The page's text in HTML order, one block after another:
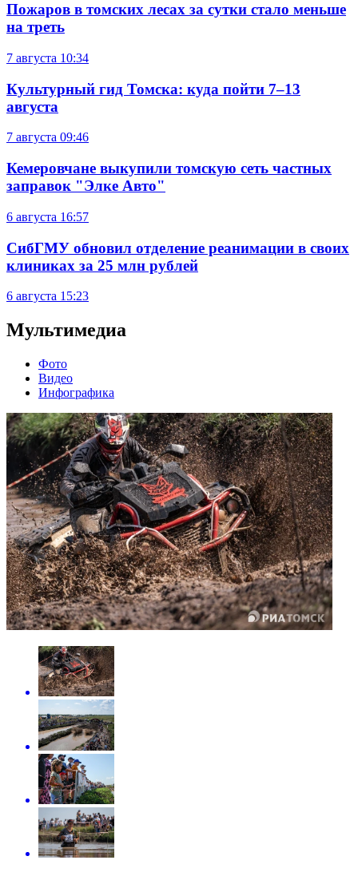
Пожаров в томских лесах за сутки стало меньше
на треть
7 августа 10:34
Культурный гид Томска: куда пойти 7–13
августа
7 августа 09:46
Кемеровчане выкупили томскую сеть частных
заправок "Элке Авто"
6 августа 16:57
СибГМУ обновил отделение реанимации в своих
клиниках за 25 млн рублей
6 августа 15:23
Мультимедиа
Фото
Видео
Инфографика